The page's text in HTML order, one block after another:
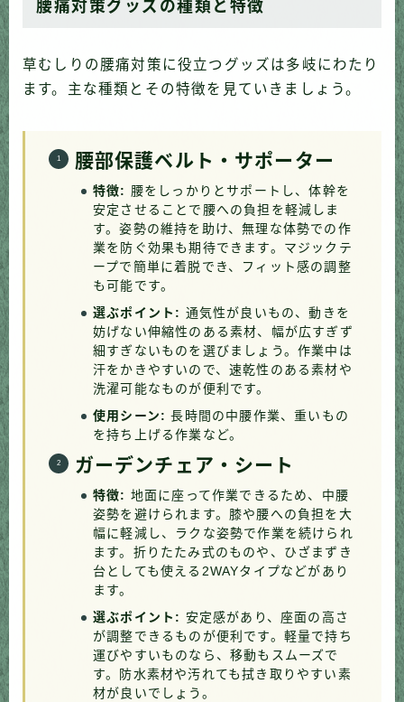
腰痛対策グッズの種類と特徴
草むしりの腰痛対策に役立つグッズは多岐にわたり
ます。主な種類とその特徴を見ていきましょう。
腰部保護ベルト・サポーター
特徴: 腰をしっかりとサポートし、体幹を
安定させることで腰への負担を軽減しま
す。姿勢の維持を助け、無理な体勢での作
業を防ぐ効果も期待できます。マジックテ
ープで簡単に着脱でき、フィット感の調整
も可能です。
選ぶポイント: 通気性が良いもの、動きを
妨げない伸縮性のある素材、幅が広すぎず
細すぎないものを選びましょう。作業中は
汗をかきやすいので、速乾性のある素材や
洗濯可能なものが便利です。
使用シーン: 長時間の中腰作業、重いもの
を持ち上げる作業など。
ガーデンチェア・シート
特徴: 地面に座って作業できるため、中腰
姿勢を避けられます。膝や腰への負担を大
幅に軽減し、ラクな姿勢で作業を続けられ
ます。折りたたみ式のものや、ひざまずき
台としても使える2WAYタイプなどがあり
ます。
選ぶポイント: 安定感があり、座面の高さ
が調整できるものが便利です。軽量で持ち
運びやすいものなら、移動もスムーズで
す。防水素材や汚れても拭き取りやすい素
材が良いでしょう。